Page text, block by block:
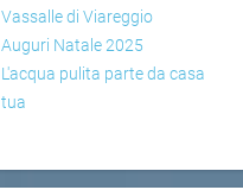
Vassalle di Viareggio
Auguri Natale 2025
L'acqua pulita parte da casa
tua